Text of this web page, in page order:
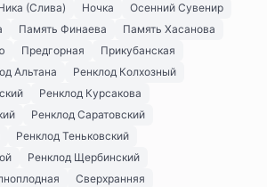
(Слива) Ночка
Осенний Сувенир
Память Финаева
Память Хасанова
Предгорная
Прикубанская
Альтана
Ренклод Колхозный
Ренклод Курсакова
Ренклод Саратовский
Ренклод Теньковский
Ренклод Щербинский
Сверхранняя